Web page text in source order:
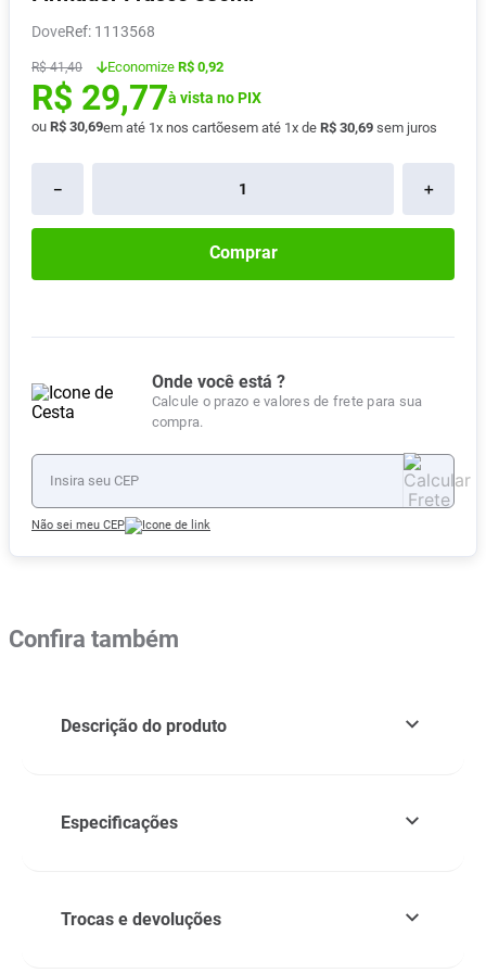
Dove : 1113568
R$ 41,40 Economize R$ 0,92
R$ 29,77à vista no PIX
ou R$ 30,69em até 1x nos cartõesem até 1x de R$ 30,69 sem juros
＋
－
Comprar
Onde você está ?
Calcule o prazo e valores de frete para sua
compra.
Não sei meu CEP
Confira também
Descrição do produto
Especificações
Trocas e devoluções
8º Vitamina D
9º Absorvente
10 º Lavitan